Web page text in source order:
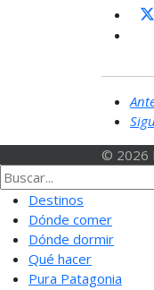
© 2026
Destinos
Dónde comer
Dónde dormir
Qué hacer
Pura Patagonia